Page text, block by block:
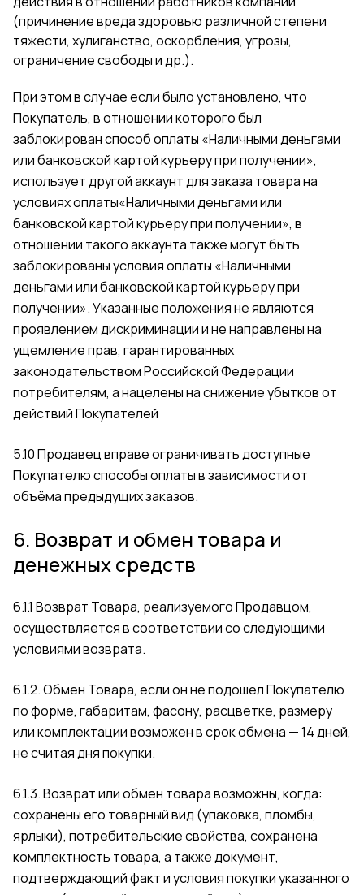
(причинение вреда здоровью различной степени
тяжести, хулиганство, оскорбления, угрозы,
ограничение свободы и др.).
При этом в случае если было установлено, что
Покупатель, в отношении которого был
заблокирован способ оплаты «Наличными деньгами
или банковской картой курьеру при получении»,
использует другой аккаунт для заказа товара на
условиях оплаты«Наличными деньгами или
банковской картой курьеру при получении», в
отношении такого аккаунта также могут быть
заблокированы условия оплаты «Наличными
деньгами или банковской картой курьеру при
получении». Указанные положения не являются
проявлением дискриминации и не направлены на
ущемление прав, гарантированных
законодательством Российской Федерации
потребителям, а нацелены на снижение убытков от
действий Покупателей
5.10 Продавец вправе ограничивать доступные
Покупателю способы оплаты в зависимости от
объёма предыдущих заказов.
6. Возврат и обмен товара и
денежных средств
6.1.1 Возврат Товара, реализуемого Продавцом,
осуществляется в соответствии со следующими
условиями возврата.
6.1.2. Обмен Товара, если он не подошел Покупателю
по форме, габаритам, фасону, расцветке, размеру
или комплектации возможен в срок обмена — 14 дней,
не считая дня покупки.
6.1.3. Возврат или обмен товара возможны, когда:
сохранены его товарный вид (упаковка, пломбы,
ярлыки), потребительские свойства, сохранена
комплектность товара, а также документ,
подтверждающий факт и условия покупки указанного